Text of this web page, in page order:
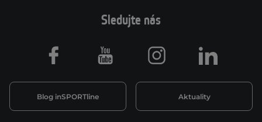
Sledujte nás
Blog inSPORTline Aktuality
Facebook Youtube Instagram LinkedIn